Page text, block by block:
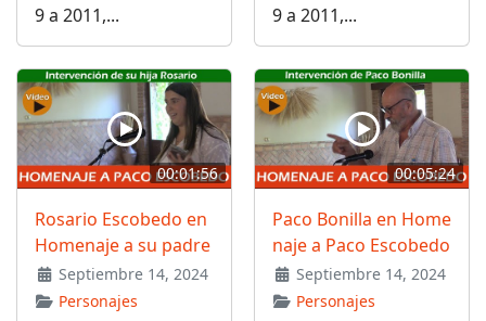
9 a 2011,...
9 a 2011,...
00:01:56
Rosario Escobedo en
Homenaje a su padre
Septiembre 14, 2024
Personajes
00:05:24
Paco Bonilla en Home
naje a Paco Escobedo
Septiembre 14, 2024
Personajes